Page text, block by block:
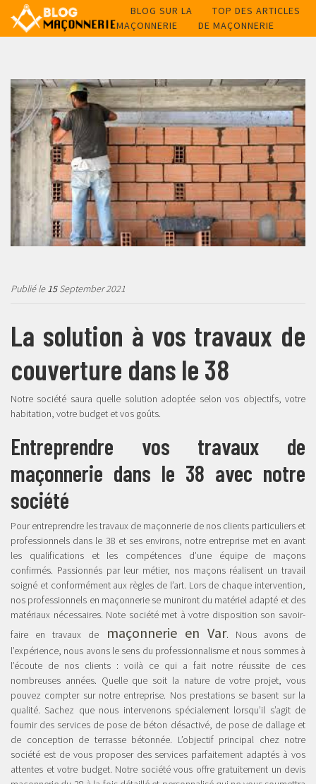
BLOG SUR LA
MAÇONNERIE
TOP DES ARTICLES
DE MAÇONNERIE
Publié le15September 2021
La solution à vos travaux de
couverture dans le 38
Notre société saura quelle solution adoptée selon vos objectifs, votre
habitation, votre budget et vos goûts.
Entreprendre vos travaux de
maçonnerie dans le 38 avec notre
société
Pour entreprendre les travaux de maçonnerie de nos clients particuliers et
professionnels dans le 38 et ses environs, notre entreprise met en avant
les qualifications et les compétences d’une équipe de maçons
confirmés. Passionnés par leur métier, nos maçons réalisent un travail
soigné et conformément aux règles de l’art. Lors de chaque intervention,
nos professionnels en maçonnerie se muniront du matériel adapté et des
matériaux nécessaires. Note société met à votre disposition son savoir-
faire en travaux de
maçonnerie en Var. Nous avons de
l’expérience, nous avons le sens du professionnalisme et nous sommes à
l’écoute de nos clients : voilà ce qui a fait notre réussite de ces
nombreuses années. Quelle que soit la nature de votre projet, vous
pouvez compter sur notre entreprise. Nos prestations se basent sur la
qualité. Sachez que nous intervenons spécialement lorsqu’il s’agit de
fournir des services de pose de béton désactivé, de pose de dallage et
de conception de terrasse bétonnée. L’objectif principal chez notre
société est de vous proposer des services parfaitement adaptés à vos
attentes et votre budget. Notre société vous offre gratuitement un devis